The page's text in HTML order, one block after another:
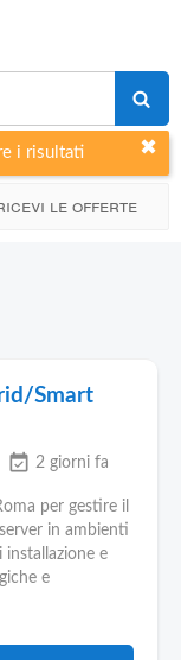
i risultati
le offerte
Smart
event_available 2 giorni fa
per gestire il
in ambienti
installazione e
e